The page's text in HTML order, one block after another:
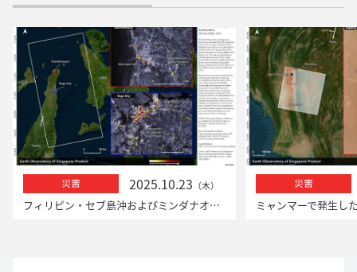
災害 2025.10.23 （木）
フィリピン・セブ島沖およびミンダナオ島沖での地震における「だいち2号」による観測
災害